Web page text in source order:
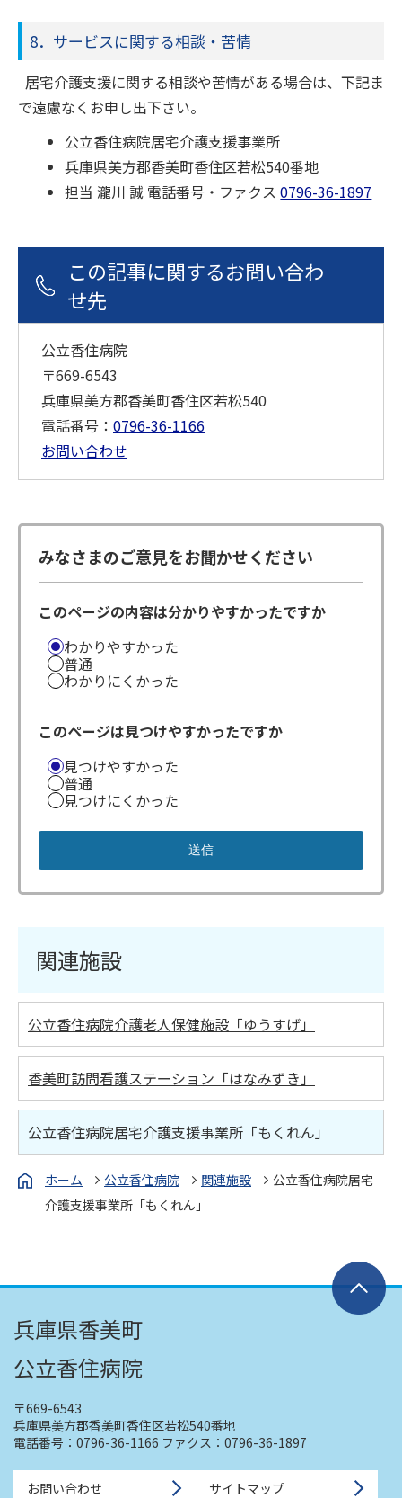
8．サービスに関する相談・苦情
居宅介護支援に関する相談や苦情がある場合は、下記ま
で遠慮なくお申し出下さい。
公立香住病院居宅介護支援事業所
兵庫県美方郡香美町香住区若松540番地
担当 瀧川 誠 電話番号・ファクス0796-36-1897
この記事に関するお問い合わ
せ先
公立香住病院
〒669-6543
兵庫県美方郡香美町香住区若松540
電話番号： 0796-36-1166
お問い合わせ
みなさまのご意見をお聞かせください
このページの内容は分かりやすかったですか
わかりやすかった
普通
わかりにくかった
このページは見つけやすかったですか
見つけやすかった
普通
見つけにくかった
関連施設
公立香住病院介護老人保健施設「ゆうすげ」
香美町訪問看護ステーション「はなみずき」
公立香住病院居宅介護支援事業所「もくれん」
ホーム 公立香住病院 関連施設
公立香住病院居宅
介護支援事業所「もくれん」
兵庫県香美町
公立香住病院
〒669-6543
兵庫県美方郡香美町香住区若松540番地
電話番号： 0796-36-1166 ファクス： 0796-36-1897
お問い合わせ サイトマップ